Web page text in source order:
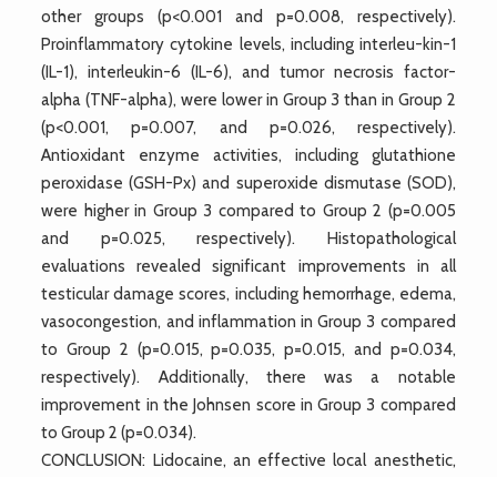
other groups (p<0.001 and p=0.008, respectively).
Proinflammatory cytokine levels, including interleu-kin-1
(IL-1), interleukin-6 (IL-6), and tumor necrosis factor-
alpha (TNF-alpha), were lower in Group 3 than in Group 2
(p<0.001, p=0.007, and p=0.026, respectively).
Antioxidant enzyme activities, including glutathione
peroxidase (GSH-Px) and superoxide dismutase (SOD),
were higher in Group 3 compared to Group 2 (p=0.005
and p=0.025, respectively). Histopathological
evaluations revealed significant improvements in all
testicular damage scores, including hemorrhage, edema,
vasocongestion, and inflammation in Group 3 compared
to Group 2 (p=0.015, p=0.035, p=0.015, and p=0.034,
respectively). Additionally, there was a notable
improvement in the Johnsen score in Group 3 compared
to Group 2 (p=0.034).
CONCLUSION: Lidocaine, an effective local anesthetic,